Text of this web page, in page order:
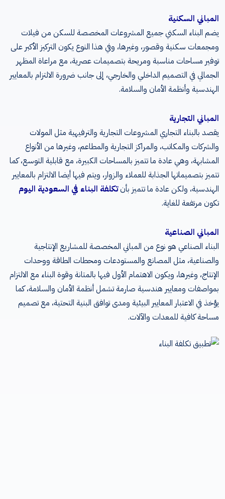
المباني السكنية
يضم البناء السكني جميع المشروعات المخصصة للسكن من فيلات
ومجمعات سكنية وقصور، وغيرها، وفي هذا النوع يكون التركيز الأكبر على
توفير مساحات مناسبة ومريحة بتصميمات عصرية، مع مراعاة المظهر
الجمالي في التصميم الداخلي والخارجي، إلى جانب ضرورة الالتزام بالمعايير
الهندسية وأنظمة الأمان والسلامة.
المباني التجارية
يقصد بالبناء التجاري المشروعات التجارية والترفيهية مثل المولات
والشركات والمكاتب، والمراكز التجارية والمطاعم، وغيرها من الأنواع
المشابهة، وهي عادة ما تتميز بالمساحات الكبيرة، مع قابلية التوسع، كما
تتميز بتصميماتها الجذابة للعملاء والزوار، ويتم فيها أيضا الالتزام بالمعايير
الهندسية، ولكن عادة ما تتميز بأنتكلفة البناء في السعودية اليوم
تكون مرتفعة للغاية.
المباني الصناعية
البناء الصناعي هو نوع من المباني المخصصة للمشاريع الإنتاجية
والصناعية، مثل المصانع والمستودعات ومحطات الطاقة ووحدات
الإنتاج، وغيرها، ويكون الاهتمام الأول فيها بالمتانة وقوة البناء مع الالتزام
بمواصفات ومعايير هندسية صارمة تشمل أنظمة الأمان والسلامة، كما
يؤخذ في الاعتبار المعايير البيئية ومدى توافق البنية التحتية، مع تصميم
مساحة كافية للمعدات والآلات.